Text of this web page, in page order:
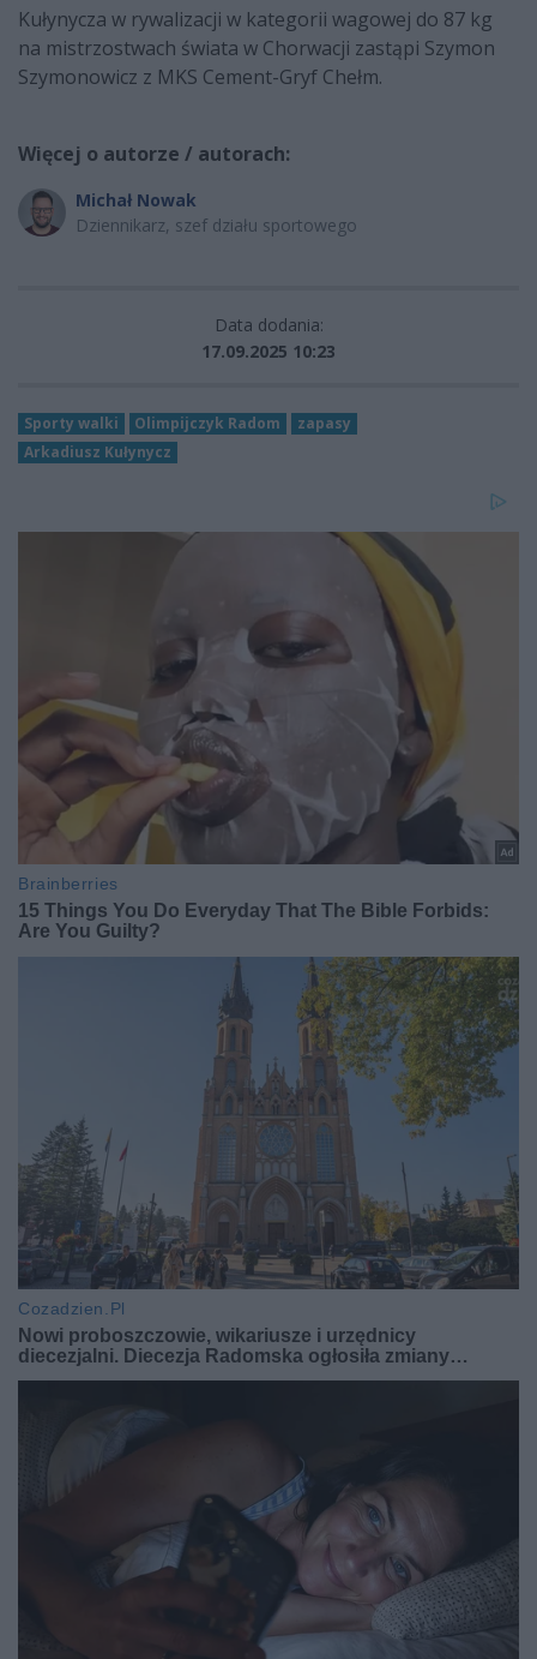
Kułynycza w rywalizacji w kategorii wagowej do 87 kg
na mistrzostwach świata w Chorwacji zastąpi Szymon
Szymonowicz z MKS Cement-Gryf Chełm.
Więcej o autorze / autorach:
Michał Nowak
Dziennikarz, szef działu sportowego
Data dodania:
17.09.2025 10:23
Sporty walki Olimpijczyk Radom
zapasy
Arkadiusz Kułynycz